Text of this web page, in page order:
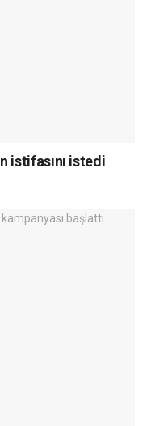
istifasını istedi